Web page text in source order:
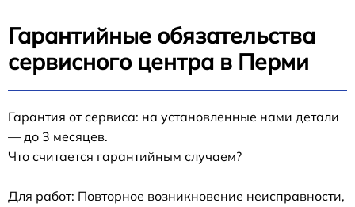
Гарантийные обязательства
сервисного центра в Перми
Гарантия от сервиса: на установленные нами детали
— до 3 месяцев.
Что считается гарантийным случаем?
Для работ: Повторное возникновение неисправности,